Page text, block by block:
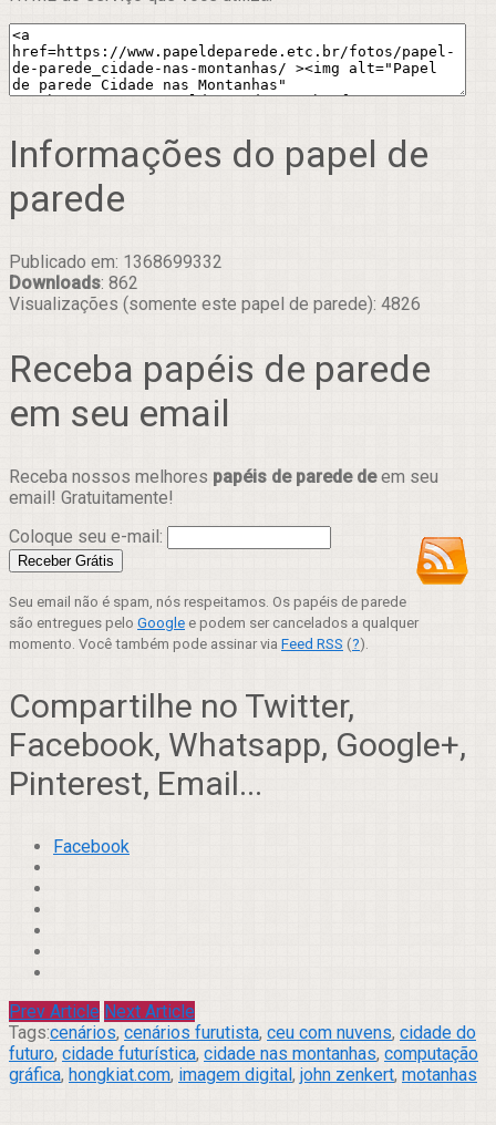
Informações do papel de
parede
Publicado em: 1368699332
Downloads: 862
Visualizações (somente este papel de parede): 4826
Receba papéis de parede
em seu email
Receba nossos melhores papéis de parede deem seu
email! Gratuitamente!
Coloque seu e-mail:
Seu email não é spam, nós respeitamos. Os papéis de parede
são entregues pelo Google e podem ser cancelados a qualquer
momento. Você também pode assinar via Feed RSS (?).
Compartilhe no Twitter,
Facebook, Whatsapp, Google+,
Pinterest, Email...
Facebook
Prev Article Next Article
Tags:cenários, cenários furutista, ceu com nuvens, cidade do
futuro, cidade futurística, cidade nas montanhas, computação
gráfica, hongkiat.com, imagem digital, john zenkert, motanhas